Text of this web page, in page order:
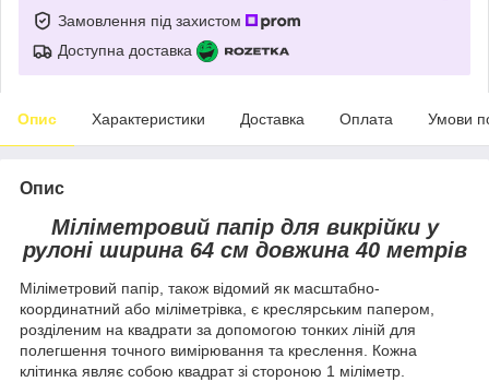
Замовлення під захистом
Доступна доставка
Опис Характеристики Доставка Оплата Умови
Опис
Міліметровий папір для викрійки у
рулоні ширина 64 см довжина 40 метрів
Міліметровий папір, також відомий як масштабно-
координатний або міліметрівка, є креслярським папером,
розділеним на квадрати за допомогою тонких ліній для
полегшення точного вимірювання та креслення. Кожна
клітинка являє собою квадрат зі стороною 1 міліметр.